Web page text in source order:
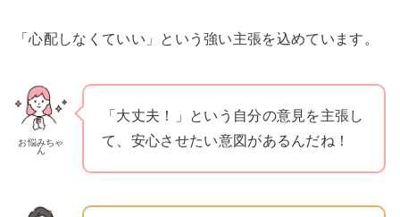
「心配しなくていい」という強い主張を込めています。
お悩みちゃ
ん
「大丈夫！」という自分の意見を主張し
て、安心させたい意図があるんだね！